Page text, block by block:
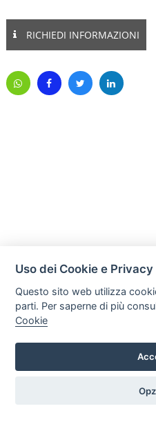
RICHIEDI INFORMAZIONI
Mobili Di Palma
Via di Ogliara 89, 84135, Salerno
Tel. +39 089281193 / +39
Uso dei Cookie e Privacy
Questo sito web utilizza
parti. Per saperne di più
Cookie